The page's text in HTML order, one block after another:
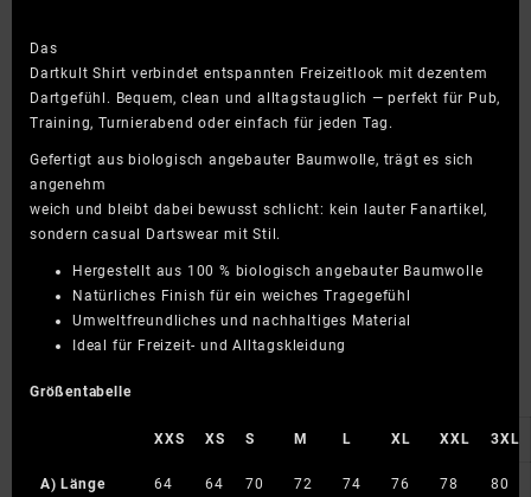
Das
Dartkult Shirt verbindet entspannten Freizeitlook mit dezentem
Dartgefühl. Bequem, clean und alltagstauglich — perfekt für Pub,
Training, Turnierabend oder einfach für jeden Tag.
Gefertigt aus biologisch angebauter Baumwolle, trägt es sich
angenehm
weich und bleibt dabei bewusst schlicht: kein lauter Fanartikel,
sondern casual Dartswear mit Stil.
Hergestellt aus 100 % biologisch angebauter Baumwolle
Natürliches Finish für ein weiches Tragegefühl
Umweltfreundliches und nachhaltiges Material
Ideal für Freizeit- und Alltagskleidung
Größentabelle
XXS XS S M L XL XXL 3XL
A) Länge
64 64 70 72 74 76 78 80